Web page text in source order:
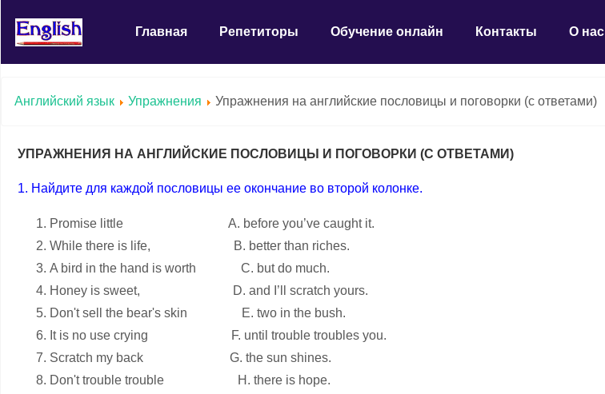
Главная Репетиторы Обучение онлайн Контакты О нас
Английский язык Упражнения Упражнения на английские пословицы и поговорки (с ответами)
УПРАЖНЕНИЯ НА АНГЛИЙСКИЕ ПОСЛОВИЦЫ И ПОГОВОРКИ (С ОТВЕТАМИ)
1. Найдите для каждой пословицы ее окончание во второй колонке.
Promise little A. before you’ve caught it.
While there is life, B. better than riches.
A bird in the hand is worth C. but do much.
Honey is sweet, D. and I’ll scratch yours.
Don't sell the bear's skin E. two in the bush.
It is no use crying F. until trouble troubles you.
Scratch my back G. the sun shines.
Don't trouble trouble H. there is hope.